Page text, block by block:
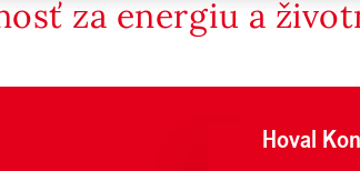
za energiu a
Hoval